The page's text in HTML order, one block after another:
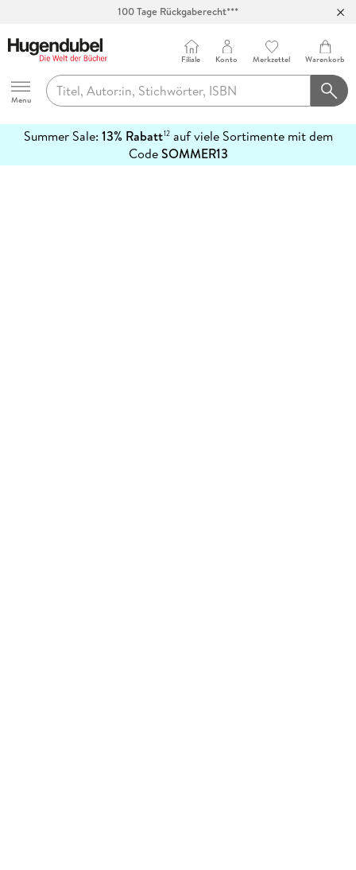
100 Tage Rückgaberecht***
Hugendubel
Menu
Filiale Konto Merkzettel Warenkorb
Summer Sale: 13% Rabatt12auf viele Sortimente mit dem
CodeSOMMER13
erfahren